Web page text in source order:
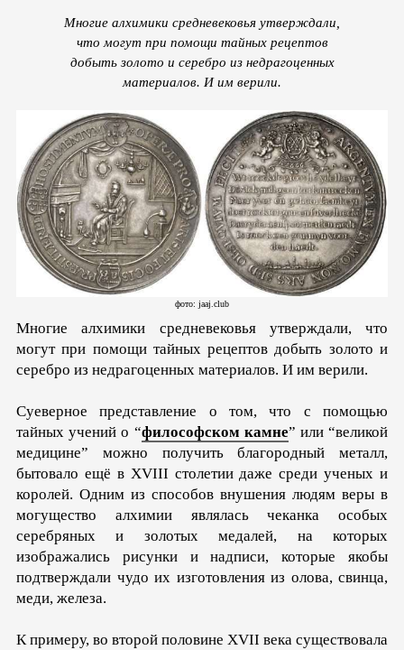
Многие алхимики средневековья утверждали,
что могут при помощи тайных рецептов
добыть золото и серебро из недрагоценных
материалов. И им верили.
фото: jaaj.club
Многие алхимики средневековья утверждали, что
могут при помощи тайных рецептов добыть золото и
серебро из недрагоценных материалов. И им верили.
Суеверное представление о том, что с помощью
тайных учений о “философском камне” или “великой
медицине” можно получить благородный металл,
бытовало ещё в XVIII столетии даже среди ученых и
королей. Одним из способов внушения людям веры в
могущество алхимии являлась чеканка особых
серебряных и золотых медалей, на которых
изображались рисунки и надписи, которые якобы
подтверждали чудо их изготовления из олова, свинца,
меди, железа.
К примеру, во второй половине XVII века существовала